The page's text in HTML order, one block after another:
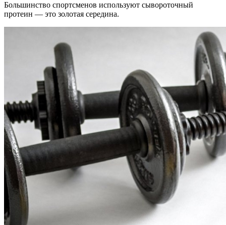
Большинство спортсменов используют сывороточный
протеин — это золотая середина.